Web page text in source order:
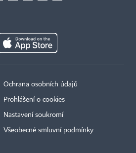
Ochrana osobních údajů
Prohlášení o cookies
Nastavení soukromí
Všeobecné smluvní podmínky